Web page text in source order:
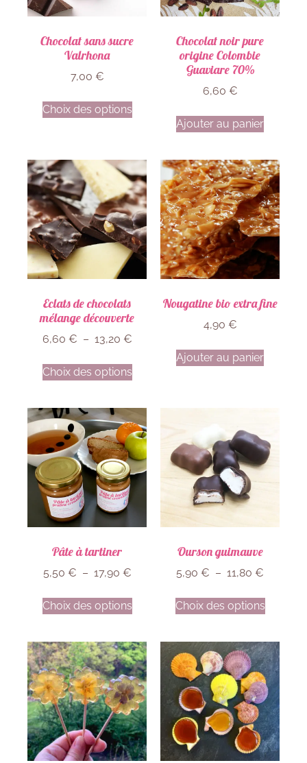
Chocolat sans sucre
Valrhona
7,00 €
Choix des options
Chocolat noir pure
origine Colombie
Guaviare 70%
6,60 €
Ajouter au panier
Eclats de chocolats
mélange découverte
6,60 € – 13,20 €
Choix des options
Nougatine bio extra fine
4,90 €
Ajouter au panier
Pâte à tartiner
5,50 € – 17,90 €
Choix des options
Ourson guimauve
5,90 € – 11,80 €
Choix des options